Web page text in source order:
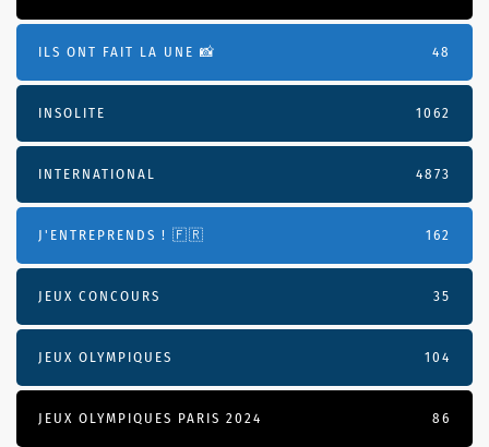
ILS ONT FAIT LA UNE 📸 48
INSOLITE 1062
INTERNATIONAL 4873
J'ENTREPRENDS ! 🇫🇷 162
JEUX CONCOURS 35
JEUX OLYMPIQUES 104
JEUX OLYMPIQUES PARIS 2024 86